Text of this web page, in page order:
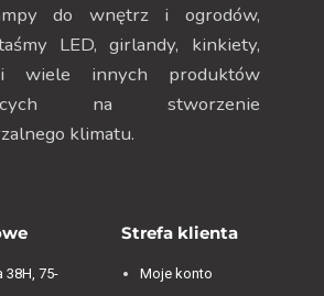
do wnętrz i ogrodów,
LED, girlandy, kinkiety,
wiele innych produktów
na stworzenie
klimatu.
38H, 75-
Strefa klienta
Moje konto